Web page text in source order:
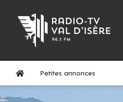
Petites annonces